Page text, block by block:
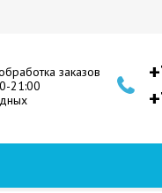
заказов
21:00